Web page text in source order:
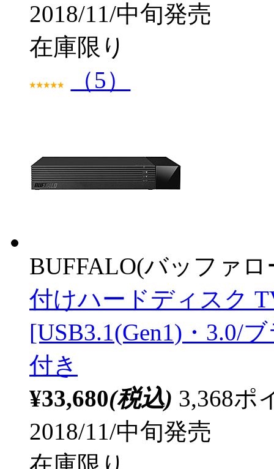
2018/11/中旬発売
在庫限り
（5）
BUFFALO(バッファロ
付けハードディスク
[USB3.1(Gen1)・3.0/
付き
¥33,680(税込) 3,368ポ
2018/11/中旬発売